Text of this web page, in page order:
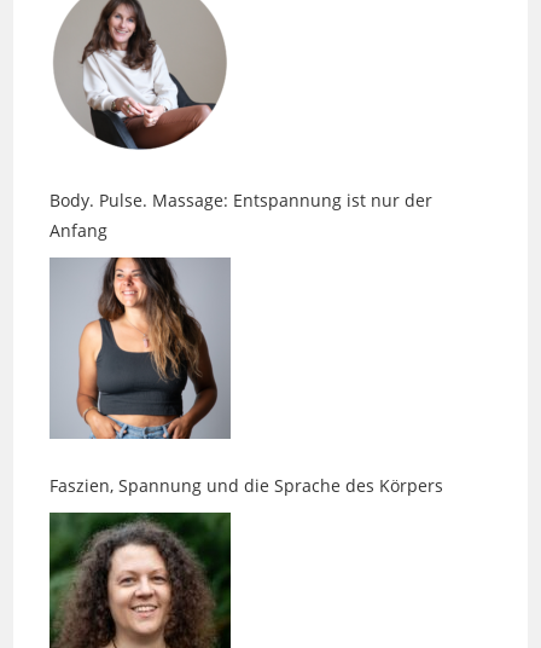
Body. Pulse. Massage: Entspannung ist nur der
Faszien, Spannung und die Sprache des Körpers